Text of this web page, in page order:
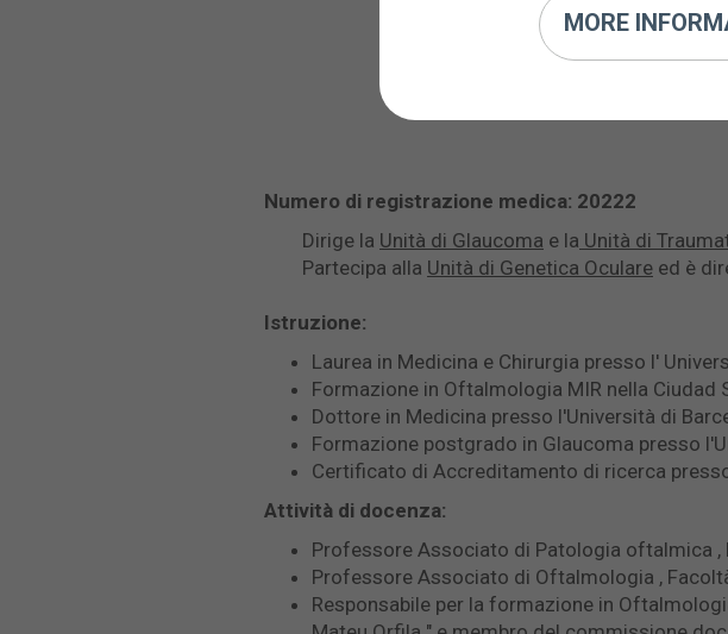
Numero di registrazione medica: 20222
Dirige la Unità di Glaucoma e la Unità di
Partecipa alla Unità di Genetica Oculare ed è
Istruzione:
Laurea in Medicina e Chirurgia presso l'
Formazione in Oftalmologia MIR nella
Dottore in Medicina presso l'Università di
Formazione postgrado in Glaucoma presso
Certificato di Accreditamento di ricerca
Attività di docenza:
Professore Associato di Patologia oftalmica
Professore Associato di Oftalmologia ,
Responsabile per la formazione in
MORE